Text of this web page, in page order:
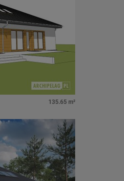
135.65 m²